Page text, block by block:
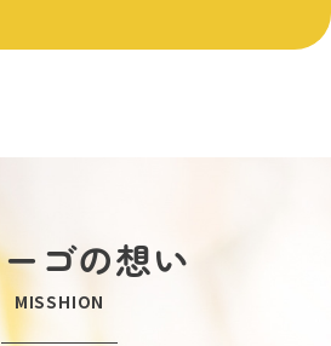
ゴの想い
MISSHION